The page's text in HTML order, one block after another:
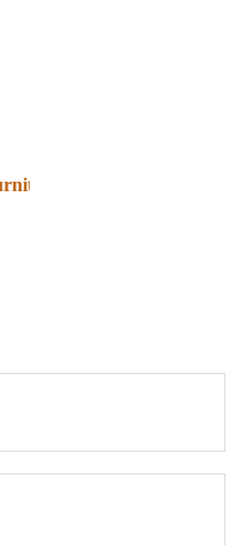
- Kami Menjual dan